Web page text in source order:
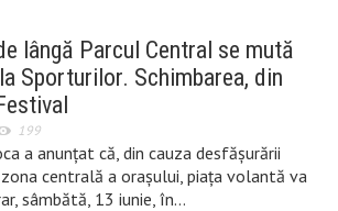
lângă Parcul Central se mută
Sporturilor. Schimbarea, din
199
a anunțat că, din cauza desfășurării
centrală a orașului, piața volantă va
sâmbătă, 13 iunie, în…